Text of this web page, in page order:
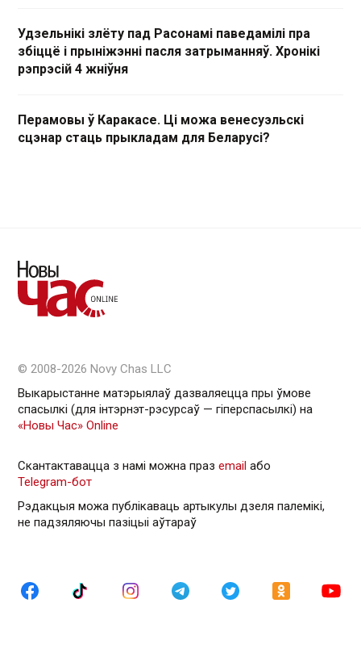
Удзельнікі злёту пад Расонамі паведамілі пра
збіццё і прыніжэнні пасля затрыманняў. Хронікі
рэпрэсій 4 жніўня
Перамовы ў Каракасе. Ці можа венесуэльскі
сцэнар стаць прыкладам для Беларусі?
© 2008-2026 Novy Chas LLC
Выкарыстанне матэрыялаў дазваляецца пры ўмове
спасылкі (для інтэрнэт-рэсурсаў — гiперспасылкi) на
«Новы Час» Online
Скантактавацца з намі можна праз email або
Telegram-бот
Рэдакцыя можа публікаваць артыкулы дзеля палемікі,
не падзяляючы пазіцыі аўтараў